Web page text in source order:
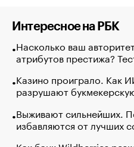
Интересное на РБК
Насколько ваш
атрибутов престижа?
Казино проиграло. Как
разрушают
Выживают сильнейших.
избавляются от лучших